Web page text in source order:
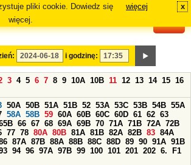
pliki cookie. Dowiedz się
więcej.
więcej x
i godzinę:
3 4 5 6 7 8 9 10A 10B 11 12 13 14 15 16
50A 50B 51A 51B 52 53A 53C 53B 54B 55A
58A 58B 59 60A 60B 60C 60D 61 62 63
66 67 68 69A 69B 70 71A 71B 72A 72B
77 78 80A 80B 81A 81B 82A 82B 83 84A
87A 87B 88A 88B 88C 88D 89 90 91A 91B
94 96 97A 97B 99 100 101 201 202 6.
F1